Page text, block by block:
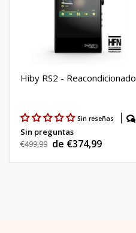
Hiby RS2 - Reacondicionado
Sin reseñas
Sin preguntas
Precio
€499,99 Precio
de
de €374,99